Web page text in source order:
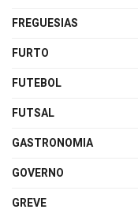
FREGUESIAS
FURTO
FUTEBOL
FUTSAL
GASTRONOMIA
GOVERNO
GREVE